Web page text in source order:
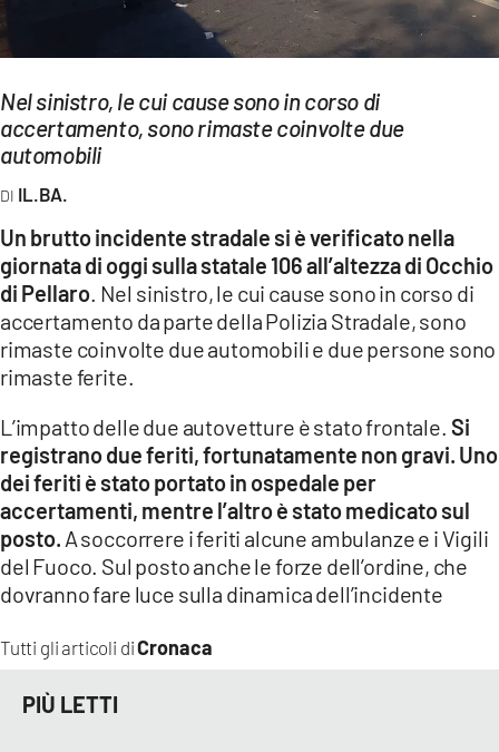
LAC NETWORK
LAC ONAIR
LaC
Network
LACPLAY.IT
LACTV.IT
LACONAIR.IT
LACITYMAG.IT
ILREGGINO.IT
COSENZACHANNEL.IT
ILVIBONESE.IT
Nel sinistro, le cui cause sono in corso di
accertamento, sono rimaste coinvolte due
automobili
IL.BA.
Tutti gli articoli diCronaca
Un brutto incidente stradale si è verificato nella
giornata di oggi sulla statale 106 all’altezza di Occhio
di Pellaro . Nel sinistro, le cui cause sono in corso di
accertamento da parte della Polizia Stradale, sono
rimaste coinvolte due automobili e due persone sono
rimaste ferite.
L’impatto delle due autovetture è stato frontale. Si
registrano due feriti, fortunatamente non gravi. Uno
dei feriti è stato portato in ospedale per
accertamenti, mentre l’altro è stato medicato sul
posto. A soccorrere i feriti alcune ambulanze e i Vigili
del Fuoco. Sul posto anche le forze dell’ordine, che
dovranno fare luce sulla dinamica dell’incidente
PIÙ LETTI